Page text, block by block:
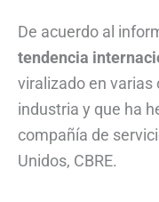
De acuerdo al
tendencia
viralizado en varias
industria y que ha
compañía de
Unidos, CBRE.